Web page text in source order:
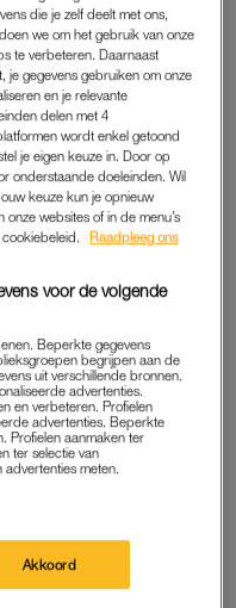
een tsunami aan
kreeg ik bijna
dit graag wilden
steeds binnen. Veel
stilgestaan dat zo’n
eenmaal voorstellen,
af.”
Hoe was hun
spijt? Wat waren hun
was de band met hun
drie zaken die je
theekransje.
en daarmee hun
voor een
die je zelf deelt met ons,
we om het gebruik van onze
te verbeteren. Daarnaast
je gegevens gebruiken om onze
en je relevante
delen met 4
wordt enkel getoond
je eigen keuze in. Door op
onderstaande doeleinden. Wil
keuze kun je opnieuw
onze websites of in de menu’s
Raadpleeg ons
voor de volgende
Beperkte gegevens
begrijpen aan de
uit verschillende bronnen.
advertenties.
en verbeteren. Profielen
advertenties. Beperkte
Profielen aanmaken ter
ter selectie van
meten.
Akkoord